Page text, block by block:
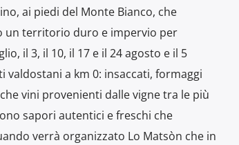
ai piedi del Monte Bianco, che
un territorio duro e impervio per
il 3, il 10, il 17 e il 24 agosto e il 5
a km 0: insaccati, formaggi
vini provenienti dalle vigne tra le più
sapori autentici e freschi che
verrà organizzato Lo Matsòn che in